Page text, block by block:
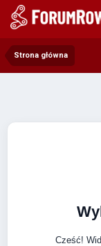
Strona główna
Cześć!